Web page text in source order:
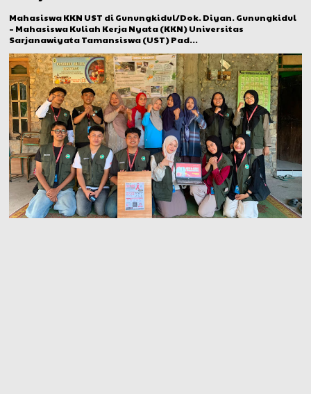
Mahasiswa KKN UST di Gunungkidul/Dok. Diyan. Gunungkidul
– Mahasiswa Kuliah Kerja Nyata (KKN) Universitas
Sarjanawiyata Tamansiswa (UST) Pad...